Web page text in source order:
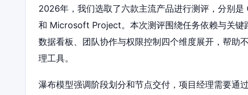
2026年，我们选取了六款主流产品进行测评，分别
和 Microsoft Project。本次测评围绕任务依赖与关键
数据看板、团队协作与权限控制四个维度展开，帮助
理工具。
瀑布模型强调阶段划分和节点交付，项目经理需要通